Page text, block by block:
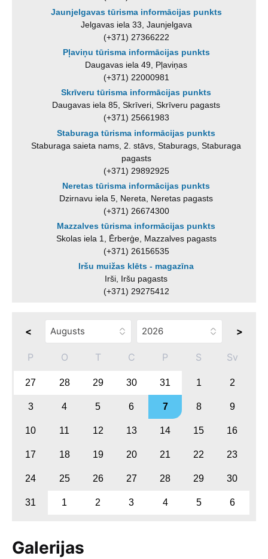
Jaunjelgavas tūrisma informācijas punkts
Jelgavas iela 33, Jaunjelgava
(+371) 27366222
Pļaviņu tūrisma informācijas punkts
Daugavas iela 49, Pļaviņas
(+371) 22000981
Skrīveru tūrisma informācijas punkts
Daugavas iela 85, Skrīveri, Skrīveru pagasts
(+371) 25661983
Staburaga tūrisma informācijas punkts
Staburaga saieta nams, 2. stāvs, Staburags, Staburaga
pagasts
(+371) 29892925
Neretas tūrisma informācijas punkts
Dzirnavu iela 5, Nereta, Neretas pagasts
(+371) 26674300
Mazzalves tūrisma informācijas punkts
Skolas iela 1, Ērberģe, Mazzalves pagasts
(+371) 26156535
Iršu muižas klēts - magazīna
Irši, Iršu pagasts
(+371) 29275412
< >
P O T C P S Sv
27 28 29 30 31 1 2
3 4 5 6 7 8 9
10 11 12 13 14 15 16
17 18 19 20 21 22 23
24 25 26 27 28 29 30
31 1 2 3 4 5 6
Galerijas